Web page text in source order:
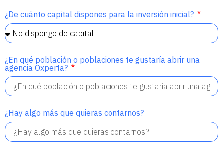
¿De cuánto capital dispones para la inversión inicial?
¿En qué población o poblaciones te gustaría abrir una
agencia Oxperta?
¿Hay algo más que quieras contarnos?